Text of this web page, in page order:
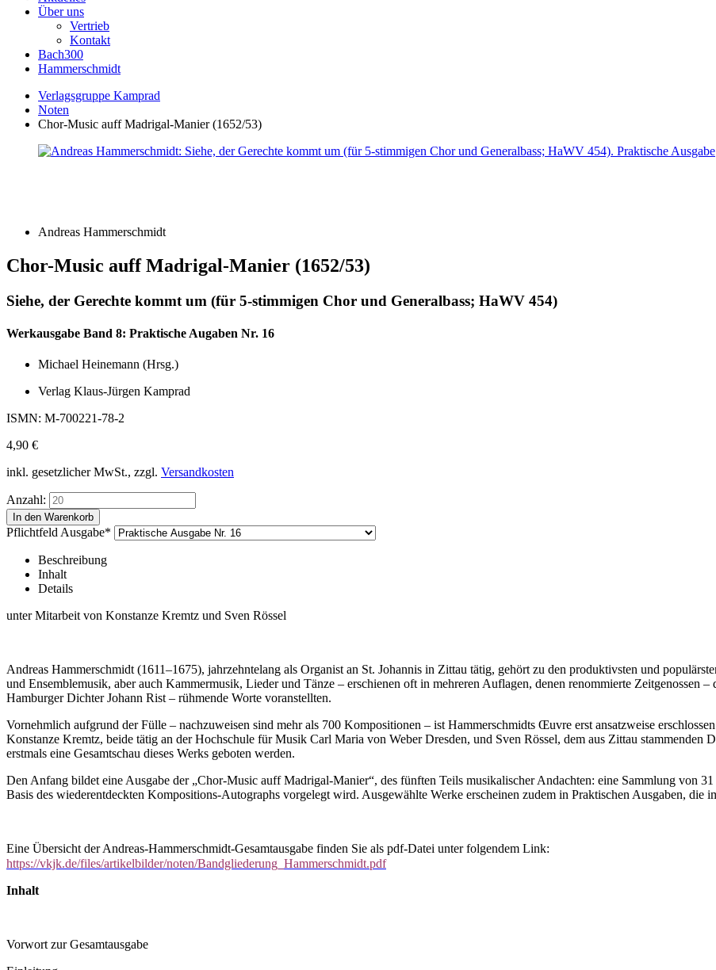
Über uns
Vertrieb
Kontakt
Bach300
Hammerschmidt
Verlagsgruppe Kamprad
Noten
Chor-Music auff Madrigal-Manier (1652/53)
Andreas Hammerschmidt
Chor-Music auff Madrigal-Manier (1652/53)
Siehe, der Gerechte kommt um (für 5-stimmigen Chor und Generalbass; HaWV 454)
Werkausgabe Band 8: Praktische Augaben Nr. 16
Michael Heinemann (Hrsg.)
Verlag Klaus-Jürgen Kamprad
ISMN: M-700221-78-2
4,90 €
inkl. gesetzlicher MwSt., zzgl. Versandkosten
Anzahl:
Pflichtfeld Ausgabe*
Beschreibung
Inhalt
Details
unter Mitarbeit von Konstanze Kremtz und Sven Rössel
Andreas Hammerschmidt (1611–1675), jahrzehntelang als Organist an St. Johannis in Zittau tätig, gehört zu den produktivsten und
und Ensemblemusik, aber auch Kammermusik, Lieder und Tänze – erschienen oft in mehreren Auflagen, denen renommierte Zeitgenossen
Hamburger Dichter Johann Rist – rühmende Worte voranstellten.
Vornehmlich aufgrund der Fülle – nachzuweisen sind mehr als 700 Kompositionen – ist Hammerschmidts Œuvre erst ansatzweise
Konstanze Kremtz, beide tätig an der Hochschule für Musik Carl Maria von Weber Dresden, und Sven Rössel, dem aus Zittau
erstmals eine Gesamtschau dieses Werks geboten werden.
Den Anfang bildet eine Ausgabe der „Chor-Music auff Madrigal-Manier“, des fünften Teils musikalischer Andachten: eine Sammlung von
Basis des wiederentdeckten Kompositions-Autographs vorgelegt wird. Ausgewählte Werke erscheinen zudem in Praktischen Ausgaben, die
Eine Übersicht der Andreas-Hammerschmidt-Gesamtausgabe finden Sie als pdf-Datei unter folgendem Link:
https://vkjk.de/files/artikelbilder/noten/Bandgliederung_Hammerschmidt.pdf
Inhalt
Vorwort zur Gesamtausgabe